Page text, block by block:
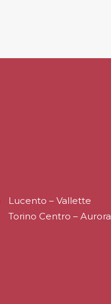
Lucento – Vallette
Torino Centro – Aurora